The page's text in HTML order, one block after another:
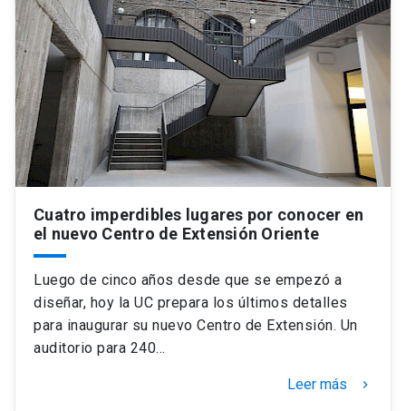
Cuatro imperdibles lugares por conocer en
el nuevo Centro de Extensión Oriente
Luego de cinco años desde que se empezó a
diseñar, hoy la UC prepara los últimos detalles
para inaugurar su nuevo Centro de Extensión. Un
auditorio para 240…
Leer más keyboard_arrow_right